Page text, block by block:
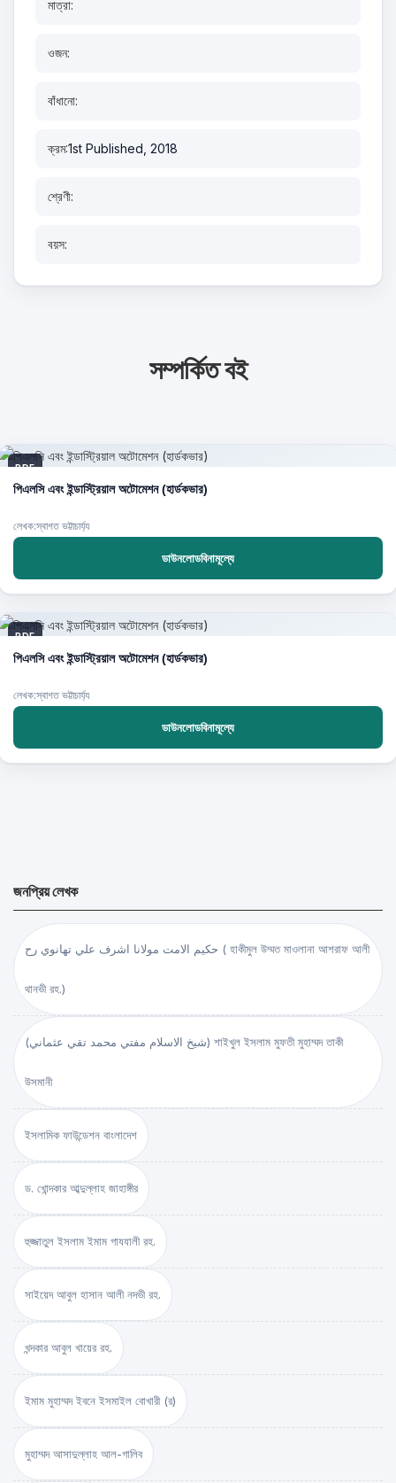
মাত্রা:
ওজন:
বাঁধানো:
ক্রম:1st Published, 2018
শ্রেণী:
বয়স:
সম্পর্কিত বই
PDF
পিএলসি এবং ইন্ডাস্ট্রিয়াল অটোমেশন (হার্ডকভার)
লেখক:স্বাগত ভট্টাচার্য্য
ডাউনলোডবিনামূল্যে
PDF
পিএলসি এবং ইন্ডাস্ট্রিয়াল অটোমেশন (হার্ডকভার)
লেখক:স্বাগত ভট্টাচার্য্য
ডাউনলোডবিনামূল্যে
জনপ্রিয় লেখক
حكيم الامت مولانا اشرف علي تهانوي رح ( হাকীমুল উম্মত মাওলানা আশরাফ আলী
থানভী রহ.)
(شيخ الاسلام مفتي محمد تقي عثماني) শাইখুল ইসলাম মুফতী মুহাম্মদ তাকী
উসমানী
ইসলামিক ফাউন্ডেশন বাংলাদেশ
ড. খোন্দকার আব্দুল্লাহ জাহাঙ্গীর
হুজ্জাতুল ইসলাম ইমাম গাযযালী রহ.
সাইয়েদ আবুল হাসান আলী নদভী রহ.
খন্দকার আবুল খায়ের রহ.
ইমাম মুহাম্মদ ইবনে ইসমাইল বোখারী (র)
মুহাম্মদ আসাদুল্লাহ আল-গালিব